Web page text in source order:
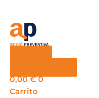
0,00€ 0
Carrito